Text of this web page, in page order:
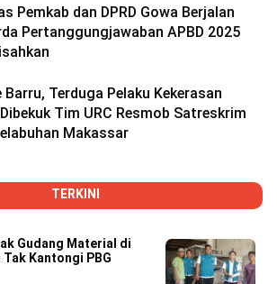
Pemkab dan DPRD Gowa Berjalan
Pertanggungjawaban APBD 2025
Barru, Terduga Pelaku Kekerasan
Tim URC Resmob Satreskrim
Makassar
TERKINI
Gudang Material di
Kantongi PBG